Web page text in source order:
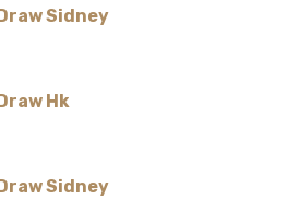
Sidney
Hk
Sidney